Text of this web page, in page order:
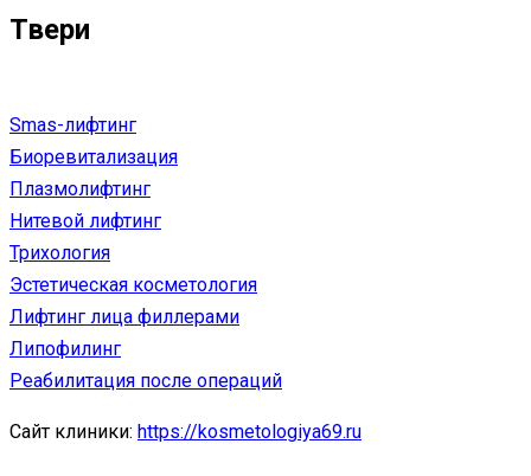
Твери
Smas-лифтинг
Биоревитализация
Плазмолифтинг
Нитевой лифтинг
Трихология
Эстетическая косметология
Лифтинг лица филлерами
Липофилинг
Реабилитация после операций
Сайт клиники: https://kosmetologiya69.ru